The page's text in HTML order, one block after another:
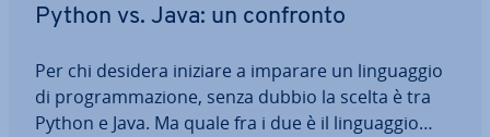
Python vs. Java: un confronto
Per chi desidera iniziare a imparare un lin­guag­gio
di pro­gram­ma­zio­ne, senza dubbio la scelta è tra
Python e Java. Ma quale fra i due è il lin­guag­gio